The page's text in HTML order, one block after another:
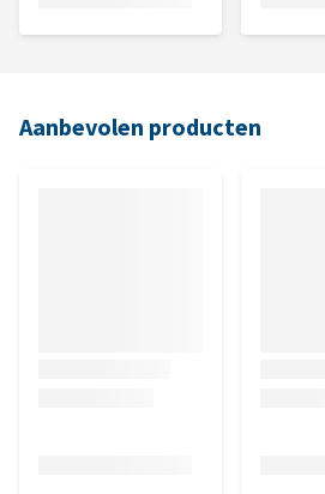
Aanbevolen producten